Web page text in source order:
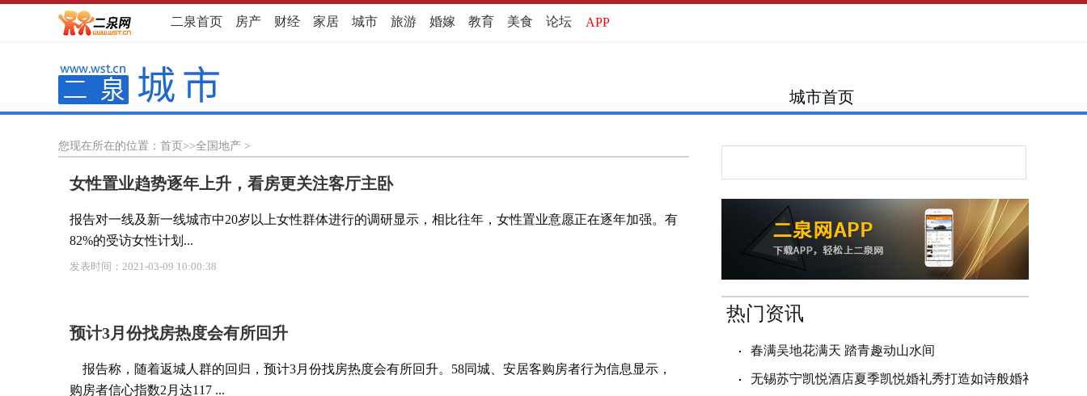
二泉首页 房产 财经 家居 城市 旅游 婚嫁 教育 美食 论坛 APP
城市首页
热门资讯
春满吴地花满天 踏青趣动山水间
无锡苏宁凯悦酒店夏季凯悦婚礼秀打造如诗般婚礼
您现在所在的位置： 首页 >>全国地产 >
女性置业趋势逐年上升，看房更关注客厅主卧
报告对一线及新一线城市中20岁以上女性群体进行的调研显示，相比往年，女性置业意愿正在逐年加强。有
82%的受访女性计划...
发表时间：2021-03-09 10:00:38
预计3月份找房热度会有所回升
报告称，随着返城人群的回归，预计3月份找房热度会有所回升。58同城、安居客购房者行为信息显示，
购房者信心指数2月达117 ...